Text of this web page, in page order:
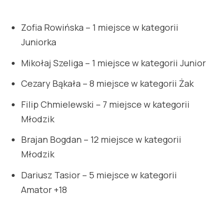
Zofia Rowińska – 1 miejsce w kategorii
Juniorka
Mikołaj Szeliga – 1 miejsce w kategorii Junior
Cezary Bąkała – 8 miejsce w kategorii Żak
Filip Chmielewski – 7 miejsce w kategorii
Młodzik
Brajan Bogdan – 12 miejsce w kategorii
Młodzik
Dariusz Tasior– 5 miejsce w kategorii
Amator +18